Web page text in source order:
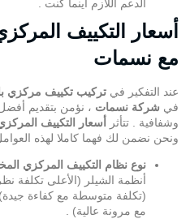
الدعم اللازم أينما كنت .
مع نسمات
عند التفكير في تركيب تكييف مركزي
في شركة نسمات ، نؤمن بتقديم
وشفافية . تتأثر
أسعار التكييف
ونحن نضمن لك فهما كاملا لهذه
نوع نظام التكييف المركزي
أنظمة الشيلر (الأعلى تكلفة
(تكلفة متوسطة مع كفاءة
مع مرونة عالية) .